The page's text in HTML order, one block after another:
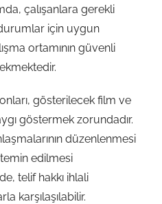
çalışanlara gerekli
için uygun
ortamının güvenli
gösterilecek film ve
göstermek zorundadır.
düzenlenmesi
edilmesi
telif hakkı ihlali
karşılaşılabilir.